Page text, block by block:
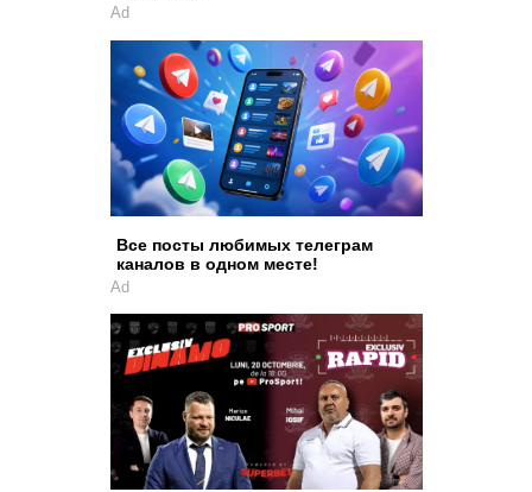
Ad
Все посты любимых телеграм
каналов в одном месте!
Ad